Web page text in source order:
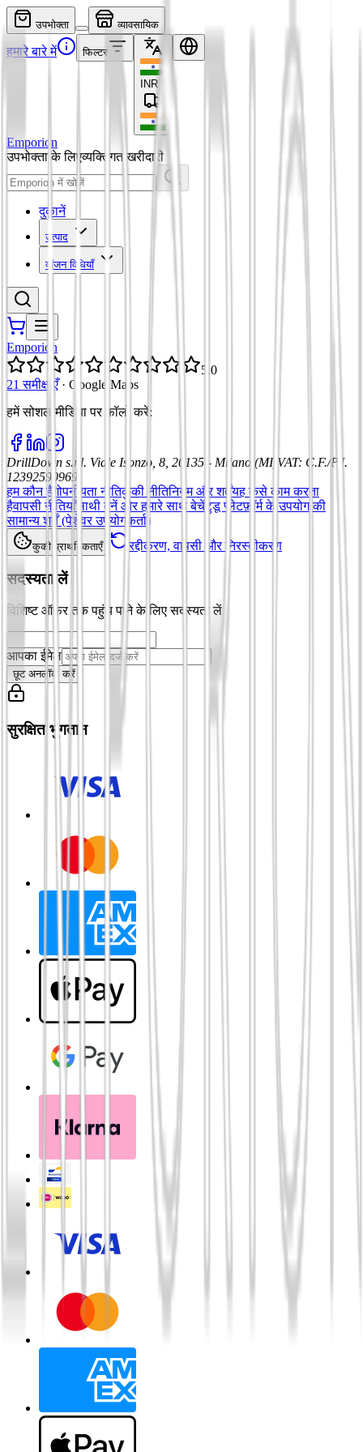
उपभोक्ता व्यावसायिक
हमारे बारे में फिल्टर
INR
Emporion
उपभोक्ता के लिएव्यक्तिगत खरीदारी
दुकानें
उत्पाद
व्यंजन विधियाँ
Emporion
5.0
21 समीक्षाएँ · Google Maps
हमें सोशल मीडिया पर फॉलो करें:
DrillDown s.r.l. Viale Isonzo, 8, 20135 - Milano (MI) VAT: C.F./P.I.
12392590969
हम कौन हैं गोपनीयता नीतिकुकी नीतिनियम और शर्तेंयह कैसे काम करता
हैवापसी नीतियाँसाथी बनें और हमारे साथ बेचें टुडू प्लेटफ़ॉर्म के उपयोग की
सामान्य शर्तें (पेशेवर उपयोगकर्ता)
कुकी प्राथमिकताएँ रद्दीकरण, वापसी और निरस्तीकरण
सदस्यता लें
विशिष्ट ऑफ़र तक पहुंच पाने के लिए सदस्यता लें
आपका ईमेल
छूट अनलॉक करें
सुरक्षित भुगतान